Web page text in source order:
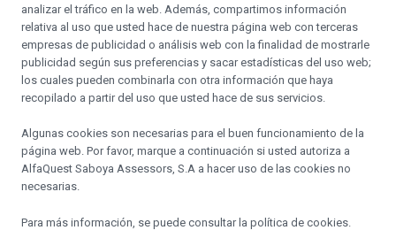
asesoramiento plenamente independiente y altamente profesional
puede generar valor añadido al cliente.
Contáctanos
Calle Prat de la Creu, 8, 4arta Planta, Despacho 403
AD500 Andorra la Vella
analizar el tráfico en la web. Además, compartimos información
relativa al uso que usted hace de nuestra página web con terceras
empresas de publicidad o análisis web con la finalidad de mostrarle
publicidad según sus preferencias y sacar estadísticas del uso web;
los cuales pueden combinarla con otra información que haya
recopilado a partir del uso que usted hace de sus servicios.
Algunas cookies son necesarias para el buen funcionamiento de la
página web. Por favor, marque a continuación si usted autoriza a
AlfaQuest Saboya Assessors, S.A a hacer uso de las cookies no
necesarias.
Para más información, se puede consultar la política de cookies.